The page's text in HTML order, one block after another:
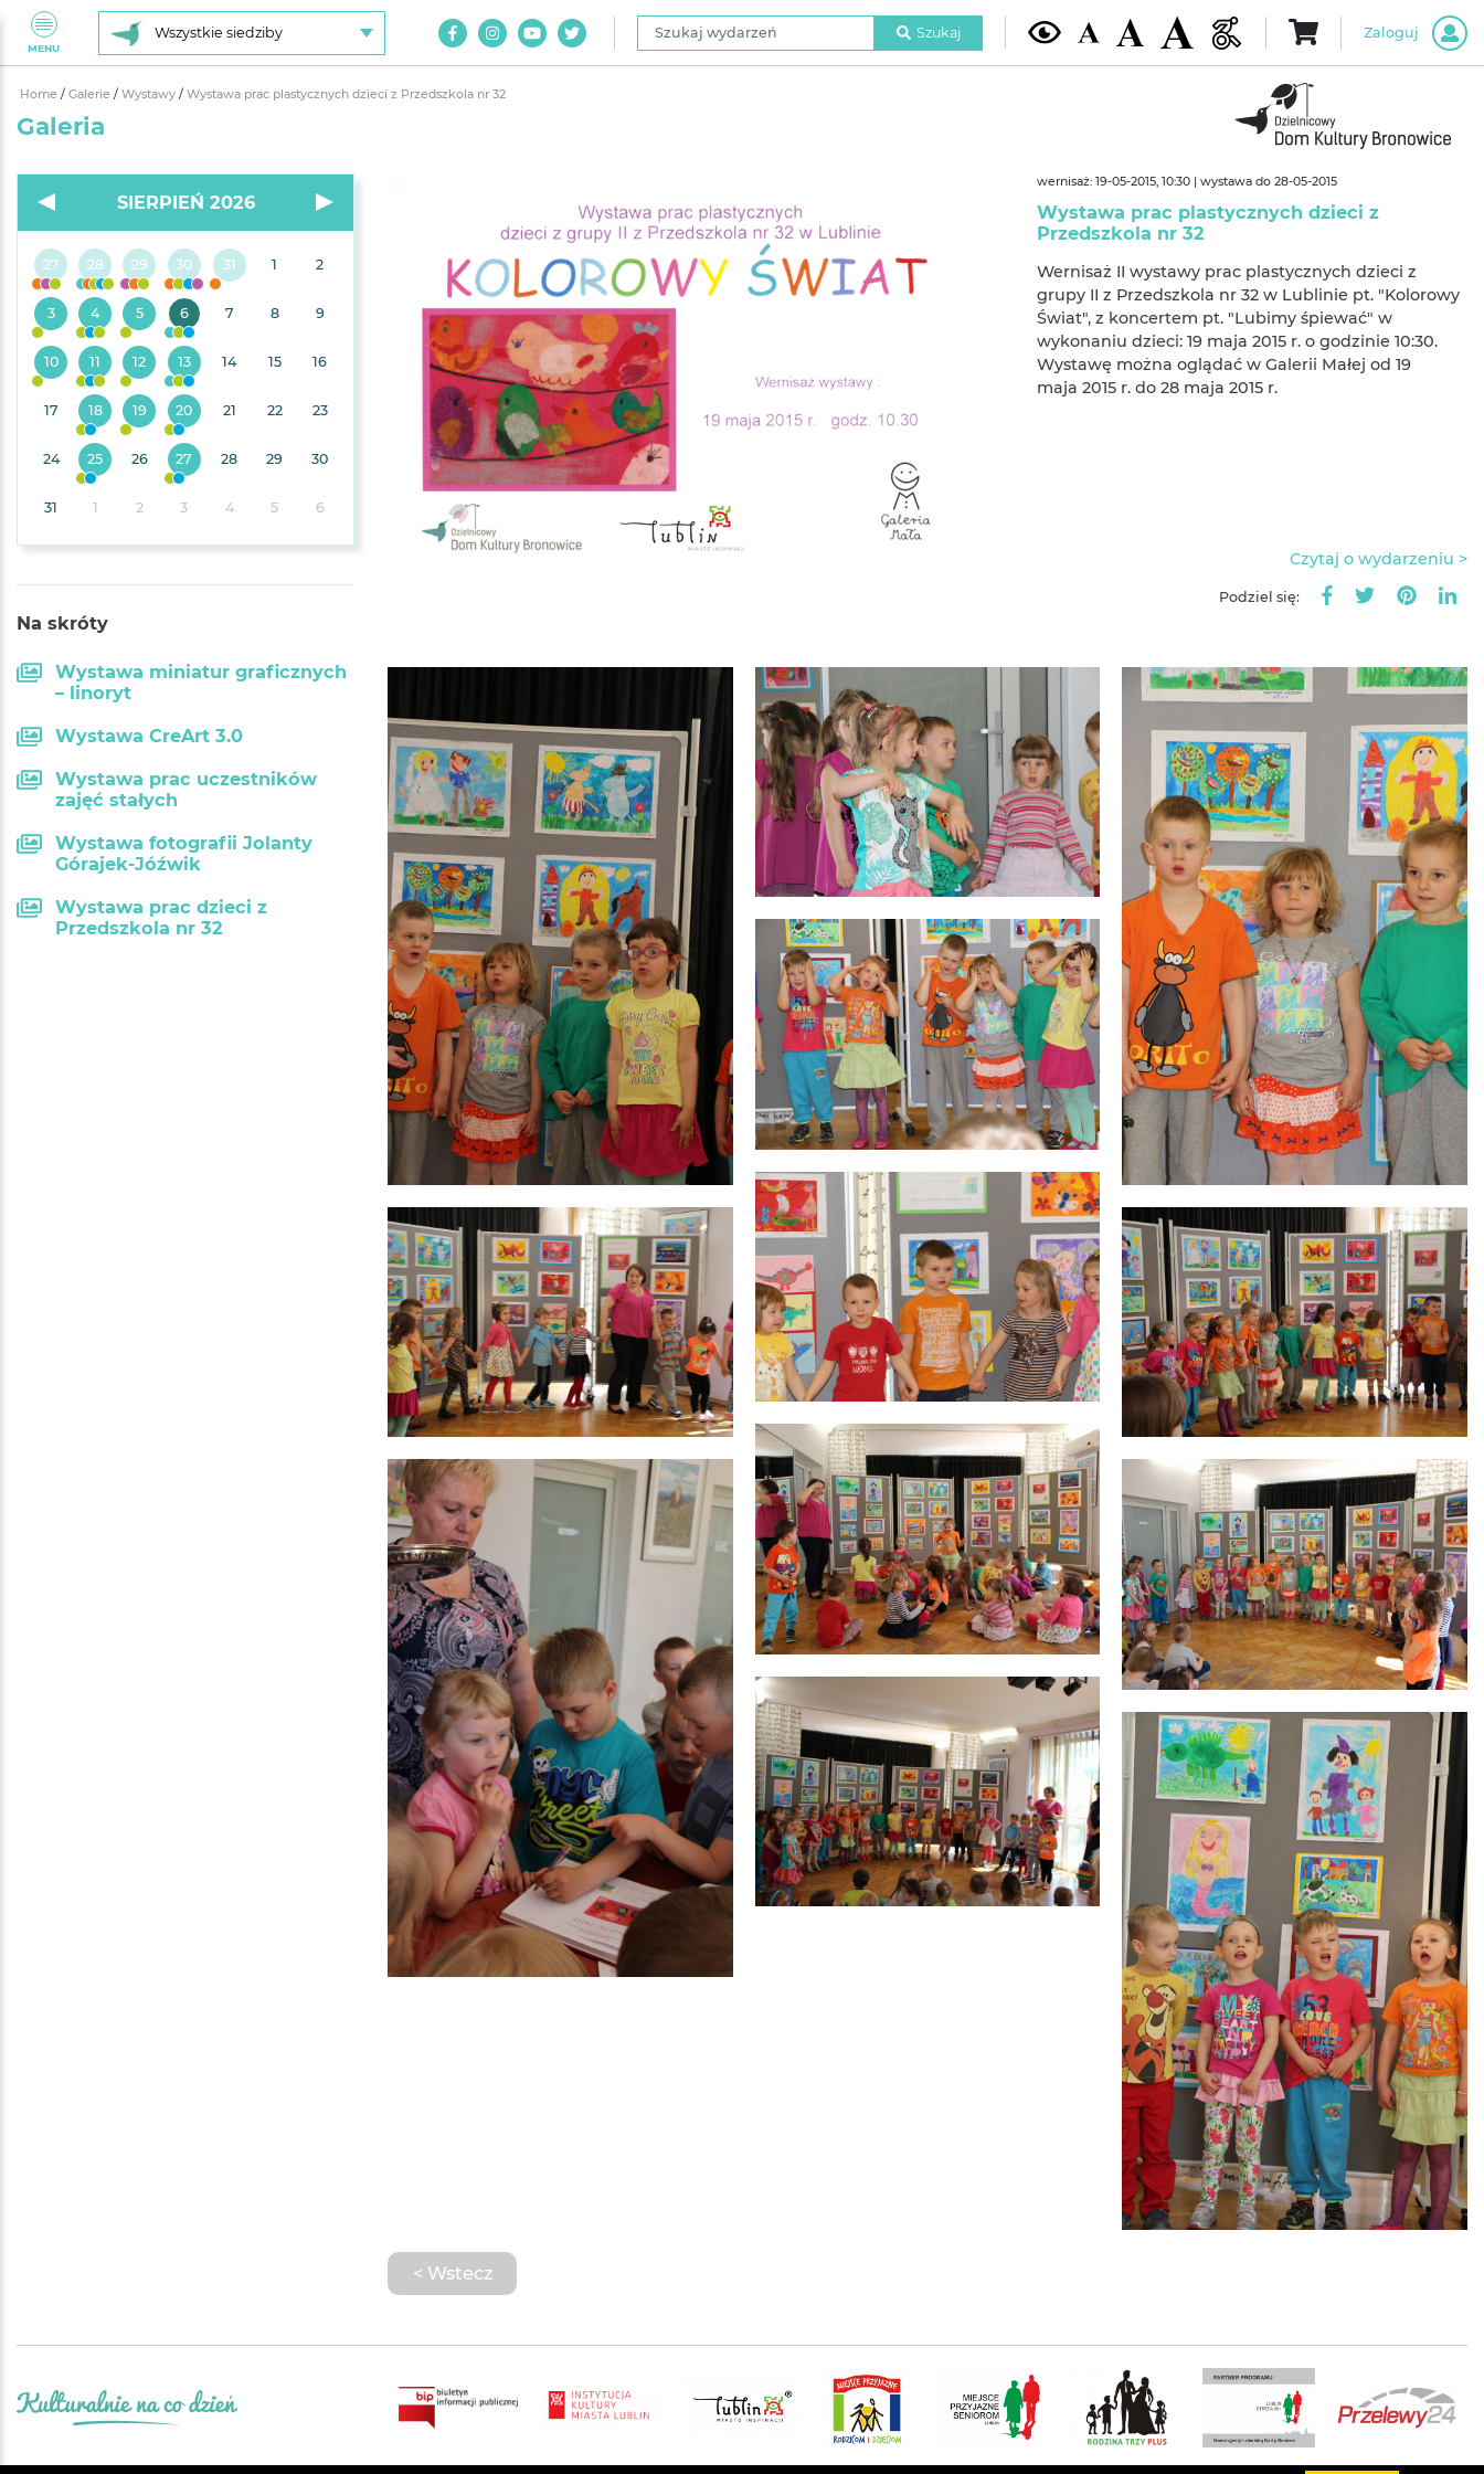
MENU
Wszystkie siedziby
Szukaj wydarzeń
Szukaj Zaloguj
Home / Galerie / Wystawy / Wystawa prac plastycznych dzieci z Przedszkola nr 32
Galeria
wernisaż: 19-05-2015, 10:30 | wystawa do 28-05-2015
Wystawa prac plastycznych dzieci z
Przedszkola nr 32
Wernisaż II wystawy prac plastycznych dzieci z
grupy II z Przedszkola nr 32 w Lublinie pt. "Kolorowy
Świat", z koncertem pt. "Lubimy śpiewać" w
wykonaniu dzieci: 19 maja 2015 r. o godzinie 10:30.
Wystawę można oglądać w Galerii Małej od 19
maja 2015 r. do 28 maja 2015 r.
Czytaj o wydarzeniu >
Podziel się:
< Wstecz
SIERPIEŃ 2026
27 28 29 30 31 1 2
3 4 5 6 7 8 9
10 11 12 13 14 15 16
17 18 19 20 21 22 23
24 25 26 27 28 29 30
31 1 2 3 4 5 6
Na skróty
Wystawa miniatur graficznych
– linoryt
Wystawa CreArt 3.0
Wystawa prac uczestników
zajęć stałych
Wystawa fotografii Jolanty
Górajek-Jóźwik
Wystawa prac dzieci z
Przedszkola nr 32